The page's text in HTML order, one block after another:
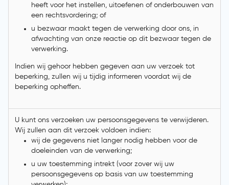
heeft voor het instellen, uitoefenen of onderbouwen van
een rechtsvordering; of
u bezwaar maakt tegen de verwerking door ons, in
afwachting van onze reactie op dit bezwaar tegen de
verwerking.
Indien wij gehoor hebben gegeven aan uw verzoek tot
beperking, zullen wij u tijdig informeren voordat wij de
beperking opheffen.
U kunt ons verzoeken uw persoonsgegevens te verwijderen.
Wij zullen aan dit verzoek voldoen indien:
wij de gegevens niet langer nodig hebben voor de
doeleinden van de verwerking;
u uw toestemming intrekt (voor zover wij uw
persoonsgegevens op basis van uw toestemming